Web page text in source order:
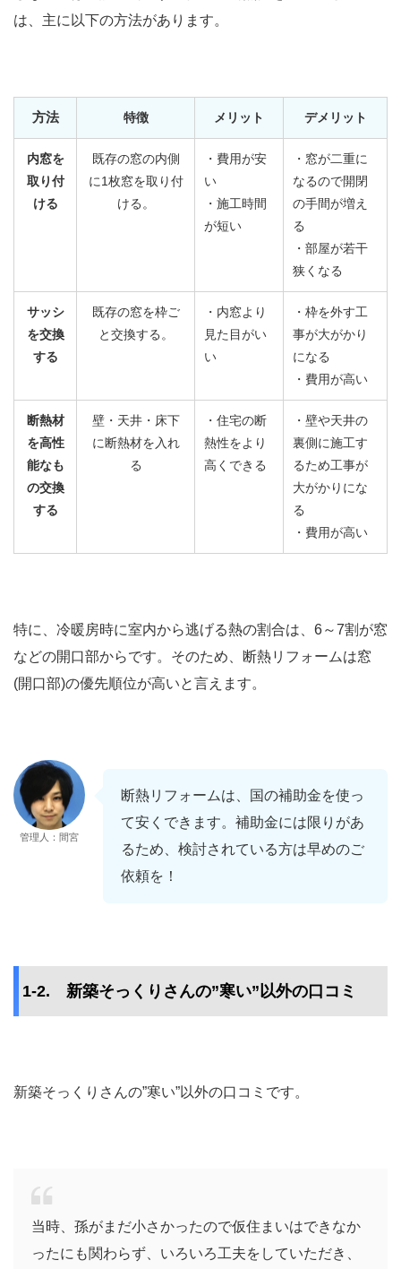
は、主に以下の方法があります。
方法 特徴 メリット デメリット
内窓を
取り付
ける
既存の窓の内側
に1枚窓を取り付
ける。
・費用が安
い
・施工時間
が短い
・窓が二重に
なるので開閉
の手間が増え
る
・部屋が若干
狭くなる
サッシ
を交換
する
既存の窓を枠ご
と交換する。
・内窓より
見た目がい
い
・枠を外す工
事が大がかり
になる
・費用が高い
断熱材
を高性
能なも
の交換
する
壁・天井・床下
に断熱材を入れ
る
・住宅の断
熱性をより
高くできる
・壁や天井の
裏側に施工す
るため工事が
大がかりにな
る
・費用が高い
特に、冷暖房時に室内から逃げる熱の割合は、6～7割が窓
などの開口部からです。そのため、断熱リフォームは窓
(開口部)の優先順位が高いと言えます。
管理人：間宮
断熱リフォームは、国の補助金を使っ
て安くできます。補助金には限りがあ
るため、検討されている方は早めのご
依頼を！
1-2. 新築そっくりさんの”寒い”以外の口コミ
新築そっくりさんの”寒い”以外の口コミです。
当時、孫がまだ小さかったので仮住まいはできなか
ったにも関わらず、いろいろ工夫をしていただき、